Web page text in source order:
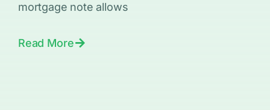
mortgage note allows
Read More